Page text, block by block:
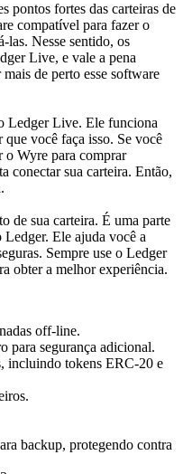
pontos fortes das carteiras de
compatível para fazer o
las. Nesse sentido, os
Live, e vale a pena
de perto esse software
Ledger Live. Ele funciona
você faça isso. Se você
o Wyre para comprar
conectar sua carteira. Então,
de sua carteira. É uma parte
Ele ajuda você a
Sempre use o Ledger
obter a melhor experiência.
off-line.
para segurança adicional.
incluindo tokens ERC-20 e
backup, protegendo contra